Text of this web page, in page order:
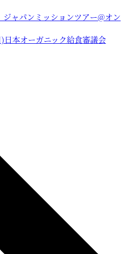
ジャパンミッションツアー@オン
本オーガニック給食審議会